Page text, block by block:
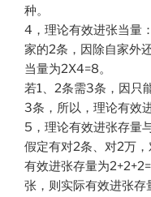
种。
4，理论有效进张当量
家的2条，因除自家外
当量为2X4=8。
若1、2条需3条，因只
3条，所以，理论有效
5，理论有效进张存量
假定有对2条、对2万
有效进张存量为
张，则实际有效进张存